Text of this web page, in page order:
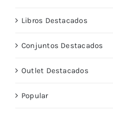
Libros Destacados
Conjuntos Destacados
Outlet Destacados
Popular